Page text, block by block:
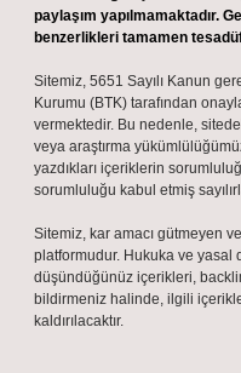
paylaşım yapılmamaktadır.
benzerlikleri tamamen
Sitemiz, 5651 Sayılı Kanun
Kurumu (BTK) tarafından
vermektedir. Bu nedenle,
veya araştırma
yazdıkları içeriklerin
sorumluluğu kabul etmiş
Sitemiz, kar amacı gütmeyen
platformudur. Hukuka ve yasal
düşündüğünüz içerikleri,
bildirmeniz halinde, ilgili
kaldırılacaktır.